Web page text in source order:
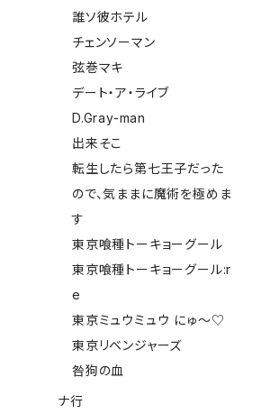
誰ソ彼ホテル
チェンソーマン
弦巻マキ
デート・ア・ライブ
D.Gray-man
出来そこ
転生したら第七王子だった
ので、気ままに魔術を極めま
す
東京喰種トーキョーグール
東京喰種トーキョーグール:r
e
東京ミュウミュウ にゅ～♡
東京リベンジャーズ
咎狗の血
ナ行